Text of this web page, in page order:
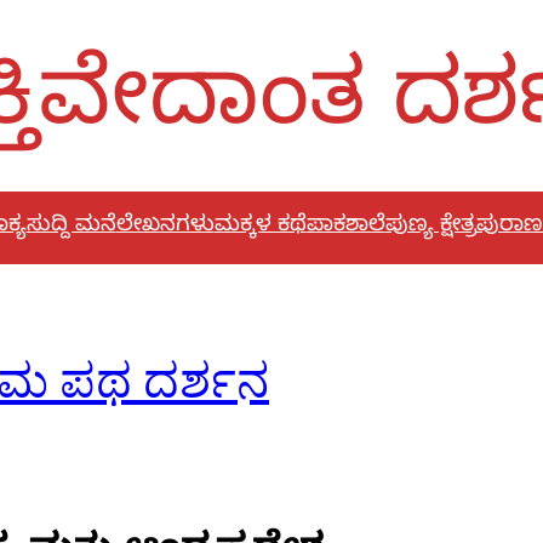
ಸುದ್ದಿ ಮನೆಲೇಖನಗಳುಮಕ್ಕಳ ಕಥೆಪಾಕಶಾಲೆಪುಣ್ಯ ಕ್ಷೇತ್ರ
ಪಥ ದರ್ಶನ